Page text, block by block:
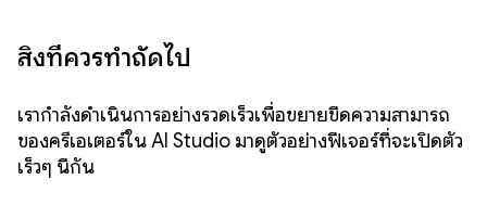
สิ่งที่ควรทำถัดไป
เรากำลังดำเนินการอย่างรวดเร็วเพื่อขยายขีดความสามารถ
ของครีเอเตอร์ใน AI Studio มาดูตัวอย่างฟีเจอร์ที่จะเปิดตัว
เร็วๆ นี้กัน